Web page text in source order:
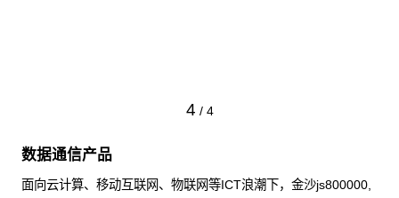
4 / 4
数据通信产品
面向云计算、移动互联网、物联网等ICT浪潮下，金沙js800000,